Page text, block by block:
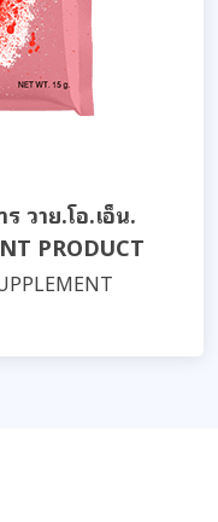
วาย.โอ.เอ็น.
PRODUCT